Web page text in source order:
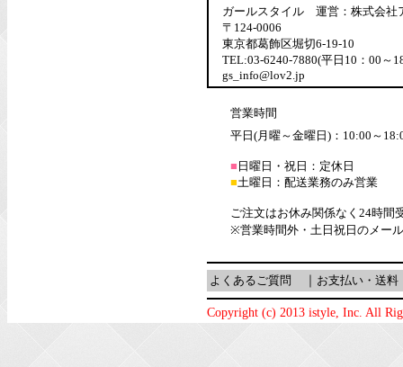
ガールスタイル 運営：株式会社
〒124-0006
東京都葛飾区堀切6-19-10
TEL:03-6240-7880(平日10：00～
gs_info@lov2.jp
営業時間
平日(月曜～金曜日)：10:00～
■ 日曜日・祝日：定休日
■土曜日：配送業務のみ営業
ご注文はお休み関係なく24時間
※営業時間外・土日祝日のメー
よくあるご質問 ｜ お支払い・送料
Copyright (c) 2013 istyle, Inc. All